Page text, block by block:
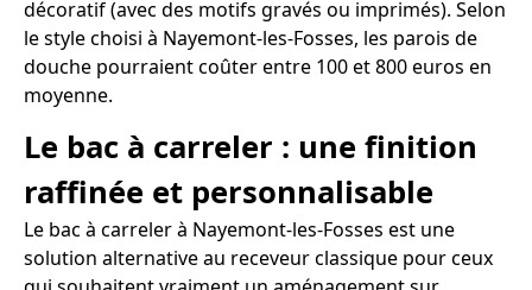
décoratif (avec des motifs gravés ou imprimés). Selon
le style choisi à Nayemont-les-Fosses, les parois de
douche pourraient coûter entre 100 et 800 euros en
moyenne.
Le bac à carreler : une finition
raffinée et personnalisable
Le bac à carreler à Nayemont-les-Fosses est une
solution alternative au receveur classique pour ceux